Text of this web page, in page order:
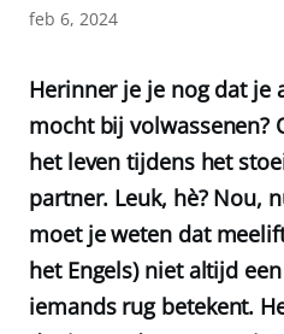
feb 6, 2024
Herinner je je nog dat je
mocht bij volwassenen?
het leven tijdens het
partner. Leuk, hè? Nou,
moet je weten dat
het Engels) niet altijd
iemands rug betekent.